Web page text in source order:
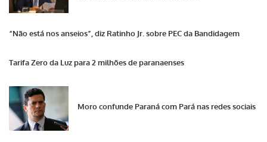
“Não está nos anseios”, diz Ratinho Jr. sobre PEC da Bandidagem
Tarifa Zero da Luz para 2 milhões de paranaenses
Moro confunde Paraná com Pará nas redes sociais